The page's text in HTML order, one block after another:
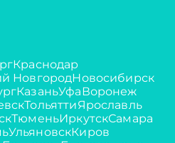
Краснодар
НовгородНовосибирск
КазаньУфаВоронеж
ТольяттиЯрославль
ТюменьИркутскСамара
УльяновскКиров